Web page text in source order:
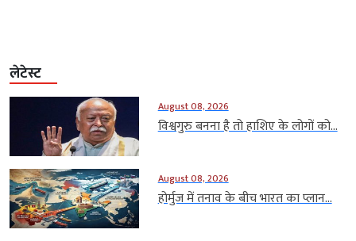
लेटेस्ट
August 08, 2026
विश्वगुरु बनना है तो हाशिए के लोगों को...
August 08, 2026
होर्मुज में तनाव के बीच भारत का प्लान...